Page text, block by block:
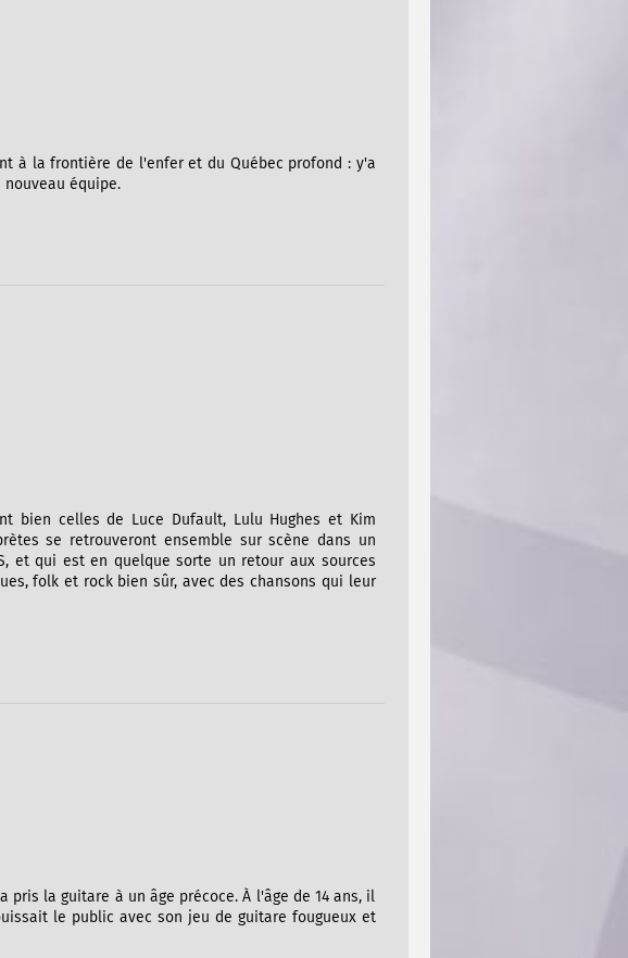
à la frontière de l'enfer et du Québec profond : y'a
équipe.
bien celles de Luce Dufault, Lulu Hughes et Kim
se retrouveront ensemble sur scène dans un
et qui est en quelque sorte un retour aux sources
folk et rock bien sûr, avec des chansons qui leur
la guitare à un âge précoce. À l'âge de 14 ans, il
le public avec son jeu de guitare fougueux et